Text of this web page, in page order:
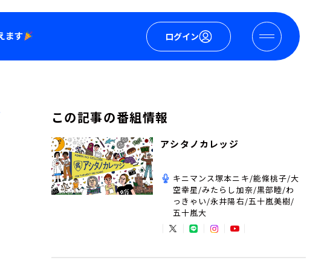
ログイン
この記事の番組情報
アシタノカレッジ
キニマンス塚本ニキ/能條桃子/大
空幸星/みたらし加奈/黒部睦/わ
っきゃい/永井陽右/五十嵐美樹/
五十嵐大